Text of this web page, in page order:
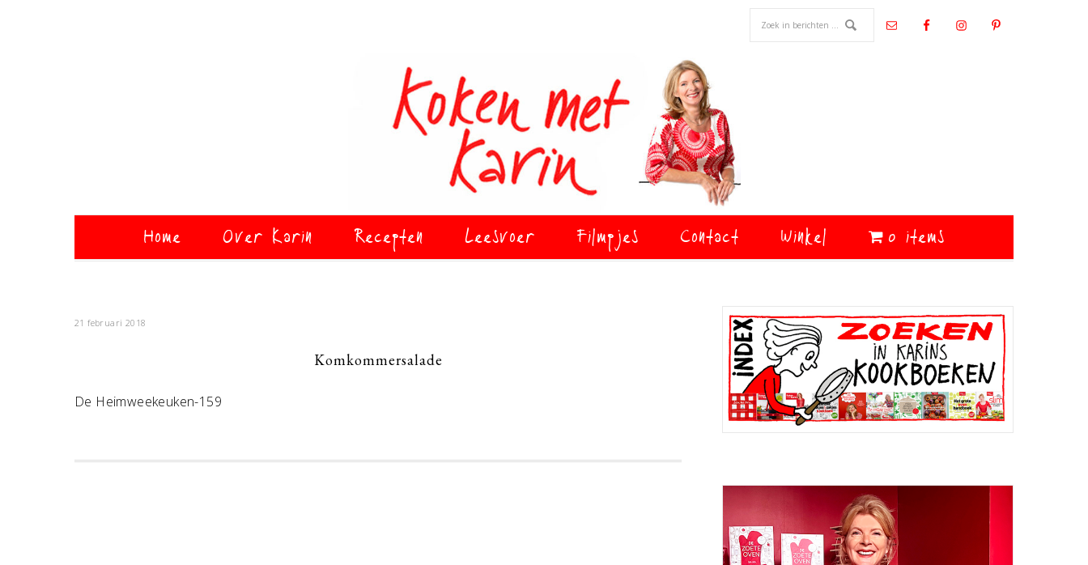
Home Over Karin Recepten Leesvoer Filmpjes Contact Winkel 0 items
21 februari 2018
Komkommersalade
De Heimweekeuken-159
Primaire
Sidebar